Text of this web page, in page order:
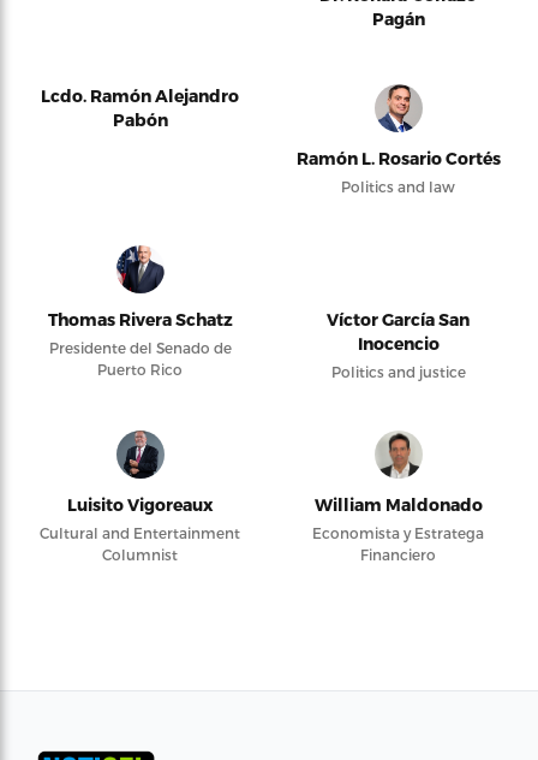
Pagán
Lcdo. Ramón Alejandro
Pabón
Ramón L. Rosario Cortés
Politics and law
Thomas Rivera Schatz
Presidente del Senado de
Puerto Rico
Víctor García San
Inocencio
Politics and justice
Luisito Vigoreaux
Cultural and Entertainment
Columnist
William Maldonado
Economista y Estratega
Financiero